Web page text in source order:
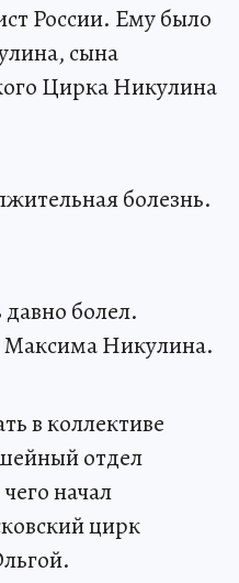
России. Ему было
сына
Цирка Никулина
болезнь.
болел.
Максима Никулина.
в коллективе
отдел
начал
цирк